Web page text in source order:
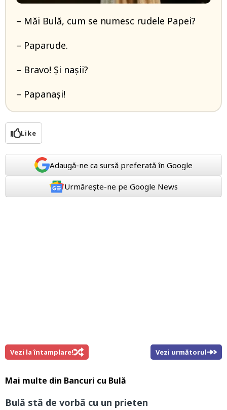
– Măi Bulă, cum se numesc rudele Papei?
– Paparude.
– Bravo! Și nașii?
– Papanași!
Like
Adaugă-ne ca sursă preferată în Google
Urmărește-ne pe Google News
Vezi la întamplare! Vezi următorul
Mai multe din Bancuri cu Bulă
Bulă stă de vorbă cu un prieten